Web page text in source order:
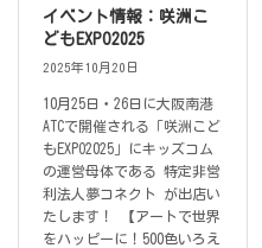
イベント情報：咲洲こ
どもEXPO2025
2025年10月20日
10月25日・26日に大阪南港
ATCで開催される「咲洲こど
もEXPO2025」にキッズコム
の運営母体である 特定非営
利法人夢コネクト が出店い
たします！ 【アートで世界
をハッピーに！500色いろえ